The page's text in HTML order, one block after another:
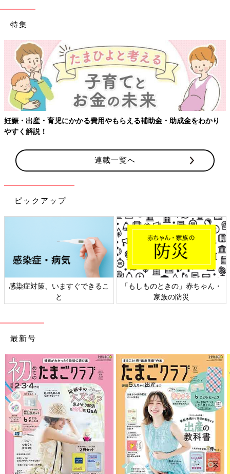
特集
妊娠・出産・育児にかかる費用やもらえる補助金・助成金をわかり
やすく解説！
連載一覧へ
ピックアップ
感染症対策、いますぐできるこ
と
「もしものときの」赤ちゃん・
家族の防災
最新号